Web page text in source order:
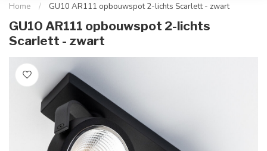
Home / GU10 AR111 opbouwspot 2-lichts Scarlett - zwart
GU10 AR111 opbouwspot 2-lichts
Scarlett - zwart